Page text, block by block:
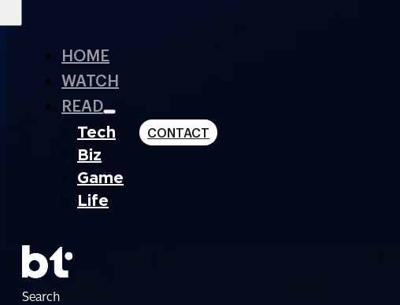
HOME
WATCH
READ
Tech
Biz
Game
Life
CONTACT
Search